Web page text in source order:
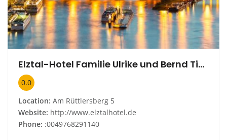
Elztal-Hotel Familie Ulrike und Bernd Tischer Inh. Ulrike Tischer e.K
0.0
Location: Am Rüttlersberg 5
Website: http://www.elztalhotel.de
Phone: :0049768291140